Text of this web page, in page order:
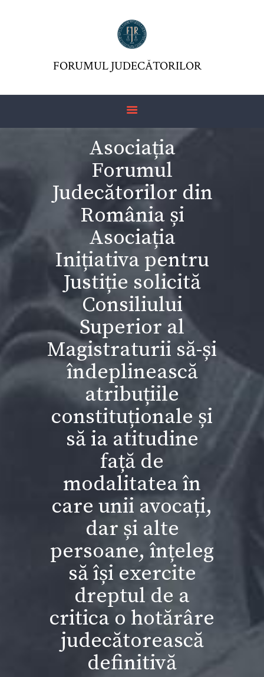
FORUMUL JUDECĂTORILOR
Asociația
Forumul
Judecătorilor din
România și
Asociația
Inițiativa pentru
Justiție solicită
Consiliului
Superior al
Magistraturii să-și
îndeplinească
atribuțiile
constituționale și
să ia atitudine
față de
modalitatea în
care unii avocați,
dar și alte
persoane, înțeleg
să își exercite
dreptul de a
critica o hotărâre
judecătorească
definitivă
FORUMUL JUDECĂTORILOR
ASOCIAŢIA FJR
JURISPRUDENȚĂ
FORMULAR 230 –
REDIRECŢIONARE
IMPOZIT VENIT